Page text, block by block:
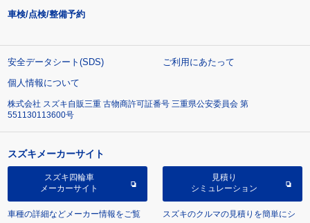
車検/点検/整備予約
安全データシート(SDS)
ご利用にあたって
個人情報について
株式会社 スズキ自販三重 古物商許可証番号 三重県公安委員会 第
551130113600号
スズキメーカーサイト
スズキ四輪車
メーカーサイト
車種の詳細などメーカー情報をご覧
見積り
シミュレーション
スズキのクルマの見積りを簡単にシ